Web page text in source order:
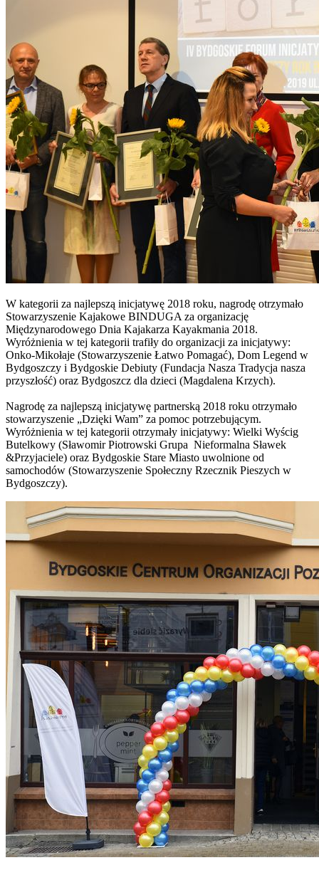
W kategorii za najlepszą inicjatywę 2018 roku, nagrodę otrzymało
Stowarzyszenie Kajakowe BINDUGA za organizację
Międzynarodowego Dnia Kajakarza Kayakmania 2018.
Wyróżnienia w tej kategorii trafiły do organizacji za inicjatywy:
Onko-Mikołaje (Stowarzyszenie Łatwo Pomagać), Dom Legend w
Bydgoszczy i Bydgoskie Debiuty (Fundacja Nasza Tradycja nasza
przyszłość) oraz Bydgoszcz dla dzieci (Magdalena Krzych).
Nagrodę za najlepszą inicjatywę partnerską 2018 roku otrzymało
stowarzyszenie „Dzięki Wam” za pomoc potrzebującym.
Wyróżnienia w tej kategorii otrzymały inicjatywy: Wielki Wyścig
Butelkowy (Sławomir Piotrowski Grupa Nieformalna Sławek
&Przyjaciele) oraz Bydgoskie Stare Miasto uwolnione od
samochodów (Stowarzyszenie Społeczny Rzecznik Pieszych w
Bydgoszczy).